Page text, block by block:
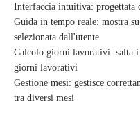
Interfaccia intuitiva: progettata
Guida in tempo reale: mostra
selezionata dall'utente
Calcolo giorni lavorativi: salta
giorni lavorativi
Gestione mesi: gestisce
tra diversi mesi